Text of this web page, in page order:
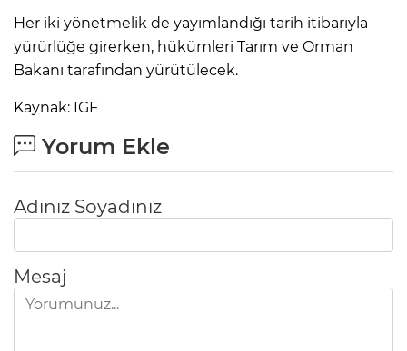
Her iki yönetmelik de yayımlandığı tarih itibarıyla
yürürlüğe girerken, hükümleri Tarım ve Orman
Bakanı tarafından yürütülecek.
Kaynak: IGF
Yorum Ekle
Adınız Soyadınız
Mesaj